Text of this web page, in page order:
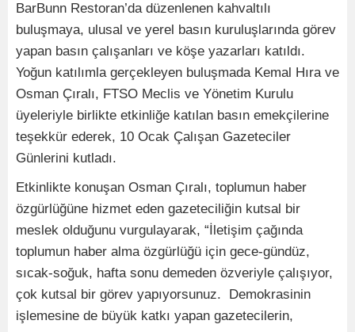
BarBunn Restoran’da düzenlenen kahvaltılı
buluşmaya, ulusal ve yerel basın kuruluşlarında görev
yapan basın çalışanları ve köşe yazarları katıldı.
Yoğun katılımla gerçekleyen buluşmada Kemal Hıra ve
Osman Çıralı, FTSO Meclis ve Yönetim Kurulu
üyeleriyle birlikte etkinliğe katılan basın emekçilerine
teşekkür ederek, 10 Ocak Çalışan Gazeteciler
Günlerini kutladı.
Etkinlikte konuşan Osman Çıralı, toplumun haber
özgürlüğüne hizmet eden gazeteciliğin kutsal bir
meslek olduğunu vurgulayarak, “İletişim çağında
toplumun haber alma özgürlüğü için gece-gündüz,
sıcak-soğuk, hafta sonu demeden özveriyle çalışıyor,
çok kutsal bir görev yapıyorsunuz. Demokrasinin
işlemesine de büyük katkı yapan gazetecilerin,